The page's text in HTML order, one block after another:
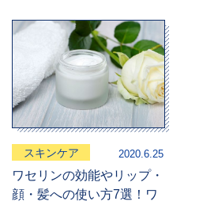
スキンケア 2020.6.25
ワセリンの効能やリップ・
顔・髪への使い方7選！ワ